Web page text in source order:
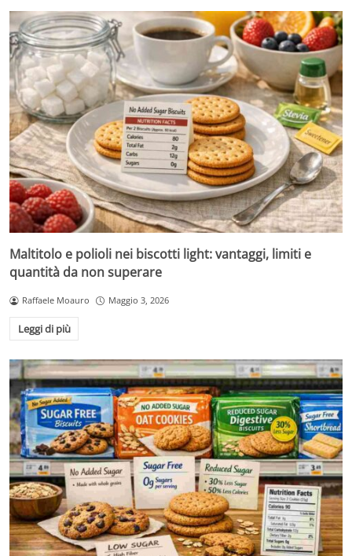
Maltitolo e polioli nei biscotti light: vantaggi, limiti e
quantità da non superare
Raffaele Moauro Maggio 3, 2026
Leggi di più